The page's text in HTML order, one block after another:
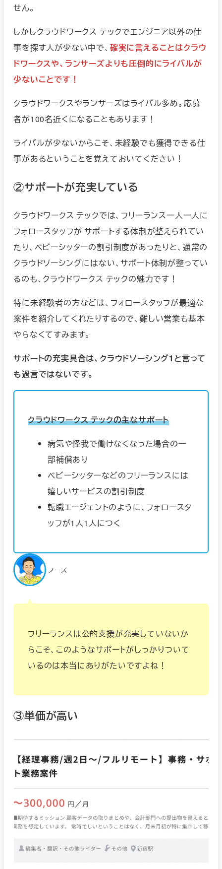
せん。
しかしクラウドワークス テックでエンジニア以外の仕
事を探す人が少ない中で、 確実に言えることはクラウ
ドワークスや、ランサーズよりも圧倒的にライバルが
少ないことです！
クラウドワークスやランサーズはライバル多め。応募
者が100名近くになることもあります！
ライバルが少ないからこそ、未経験でも獲得できる仕
事があるということを覚えておいてください！
②サポートが充実している
クラウドワークス テックでは、フリーランス一人一人に
フォロースタッフが サポートする体制が整えられてい
たり、ベビーシッターの割引制度があったりと、通常の
クラウドソーシングにはない、サポート体制が整ってい
るのも、クラウドワークス テックの魅力です！
特に未経験者の方などは、フォロースタッフが最適な
案件を紹介してくれたりするので、難しい営業も基本
やらなくてすみます。
サポートの充実具合は、クラウドソーシング1と言って
も過言ではないです。
クラウドワークス テックの主なサポート
病気や怪我で働けなくなった場合の一
部補償あり
ベビーシッターなどのフリーランスには
嬉しいサービスの割引制度
転職エージェントのように、フォロースタ
ッフが1人1人につく
ノース
フリーランスは公的支援が充実していないか
らこそ、このようなサポートがしっかりついて
いるのは本当にありがたいですよね！
③単価が高い